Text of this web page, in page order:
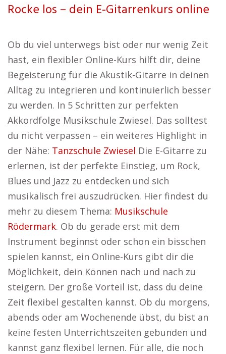
Rocke los – dein E-Gitarrenkurs online
Ob du viel unterwegs bist oder nur wenig Zeit
hast, ein flexibler Online-Kurs hilft dir, deine
Begeisterung für die Akustik-Gitarre in deinen
Alltag zu integrieren und kontinuierlich besser
zu werden. In 5 Schritten zur perfekten
Akkordfolge Musikschule Zwiesel. Das solltest
du nicht verpassen – ein weiteres Highlight in
der Nähe: Tanzschule Zwiesel Die E-Gitarre zu
erlernen, ist der perfekte Einstieg, um Rock,
Blues und Jazz zu entdecken und sich
musikalisch frei auszudrücken. Hier findest du
mehr zu diesem Thema: Musikschule
Rödermark. Ob du gerade erst mit dem
Instrument beginnst oder schon ein bisschen
spielen kannst, ein Online-Kurs gibt dir die
Möglichkeit, dein Können nach und nach zu
steigern. Der große Vorteil ist, dass du deine
Zeit flexibel gestalten kannst. Ob du morgens,
abends oder am Wochenende übst, du bist an
keine festen Unterrichtszeiten gebunden und
kannst ganz flexibel lernen. Für alle, die noch